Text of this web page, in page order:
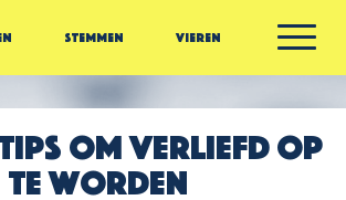
Stemmen Vieren
om verliefd op
te worden